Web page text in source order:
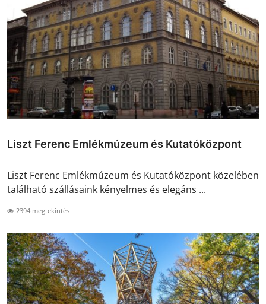
Liszt Ferenc Emlékmúzeum és Kutatóközpont
Liszt Ferenc Emlékmúzeum és Kutatóközpont közelében
található szállásaink kényelmes és elegáns ...
2394 megtekintés